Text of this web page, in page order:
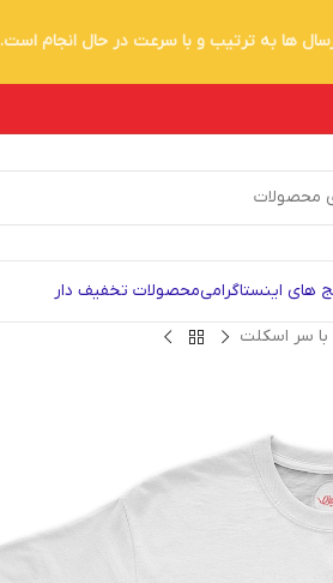
های اینستاگرامیمحصولات تخفیف دار
ها به ترتیب و با سرعت در حال انجام است.